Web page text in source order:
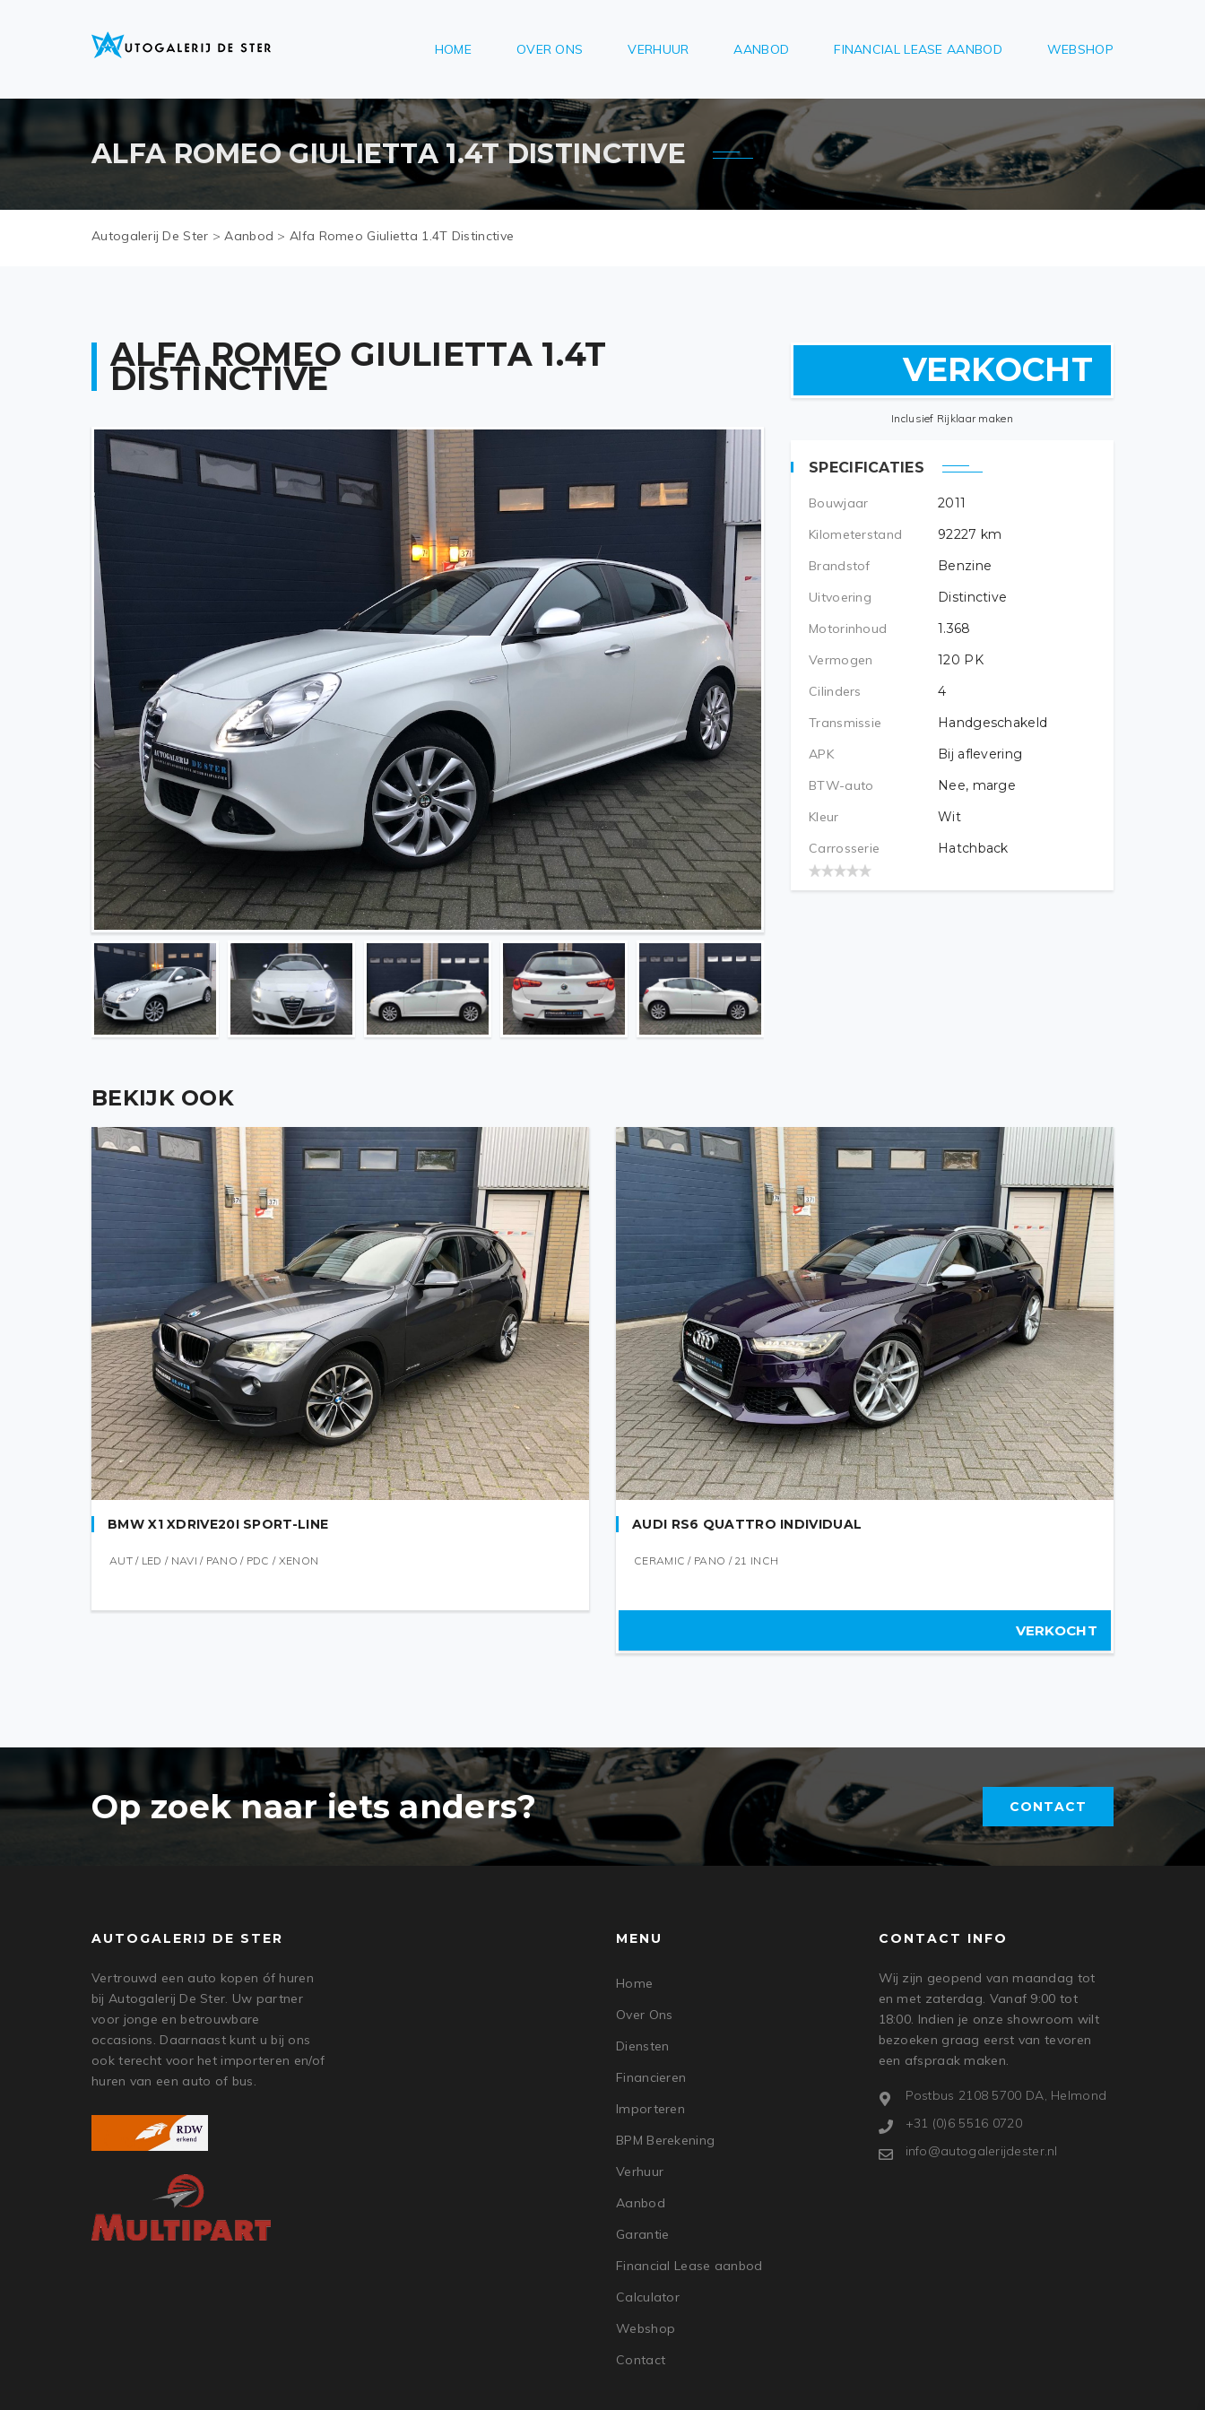
HOME OVER ONS VERHUUR AANBOD FINANCIAL LEASE AANBOD WEBSHOP
ALFA ROMEO GIULIETTA 1.4T DISTINCTIVE
Autogalerij De Ster >Aanbod >Alfa Romeo Giulietta 1.4T Distinctive
ALFA ROMEO GIULIETTA 1.4T
DISTINCTIVE VERKOCHT
Inclusief Rijklaar maken
SPECIFICATIES
Bouwjaar
2011
Kilometerstand
92227 km
Brandstof
Benzine
Uitvoering
Distinctive
Motorinhoud
1.368
Vermogen
120 PK
Cilinders
4
Transmissie
Handgeschakeld
APK
Bij aflevering
BTW-auto
Nee, marge
Kleur
Wit
Carrosserie
Hatchback
BEKIJK OOK
BMW X1 XDRIVE20I SPORT-LINE
AUT / LED / NAVI / PANO / PDC / XENON
AUDI RS6 QUATTRO INDIVIDUAL
CERAMIC / PANO / 21 INCH
VERKOCHT
Op zoek naar iets anders? CONTACT
AUTOGALERIJ DE STER
Vertrouwd een auto kopen óf huren
bij Autogalerij De Ster. Uw partner
voor jonge en betrouwbare
occasions. Daarnaast kunt u bij ons
ook terecht voor het importeren en/of
huren van een auto of bus.
MENU
Home
Over Ons
Diensten
Financieren
Importeren
BPM Berekening
Verhuur
Aanbod
Garantie
Financial Lease aanbod
Calculator
Webshop
Contact
CONTACT INFO
Wij zijn geopend van maandag tot
en met zaterdag. Vanaf 9:00 tot
18:00. Indien je onze showroom wilt
bezoeken graag eerst van tevoren
een afspraak maken.
Postbus 2108 5700 DA, Helmond
+31 (0)6 5516 0720
info@autogalerijdester.nl